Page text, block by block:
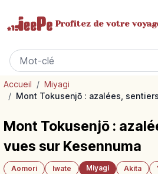
Profitez de votre
Accueil / Miyagi
/ Mont Tokusenjō : azalées,
Mont Tokusenjō :
vues sur Kesennuma
Aomori Iwate Miyagi Akita